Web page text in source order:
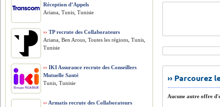
››
Aucune autre offre
Réception d’Appels
Ariana, Tunis, Tunisie
›› TP recrute des Collaborateurs
Ariana, Ben Arous, Toutes les régions, Tunis,
Tunisie
›› IKI Assurance recrute des Conseillers
Mutuelle Santé
Tunis, Tunisie
›› Armatis recrute des Collaborateurs